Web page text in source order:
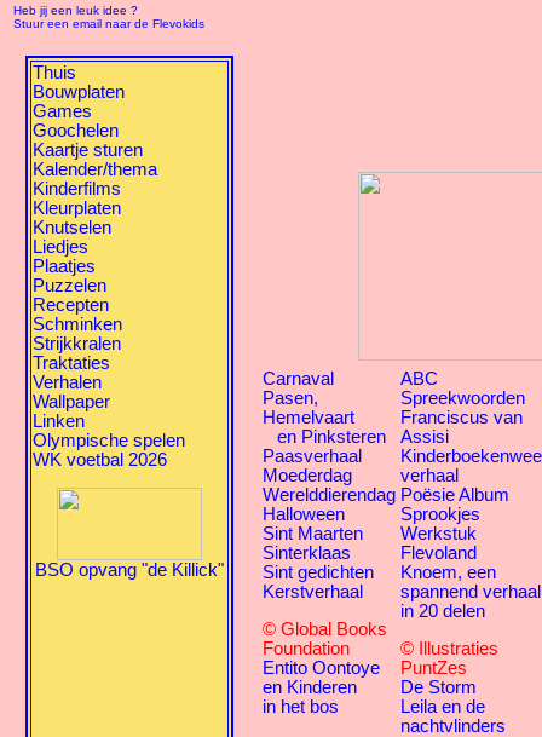
Heb jij een leuk idee ?
Stuur een email naar de Flevokids
Thuis
Bouwplaten
Games
Goochelen
Kaartje sturen
Kalender/thema
Kinderfilms
Kleurplaten
Knutselen
Liedjes
Plaatjes
Puzzelen
Recepten
Schminken
Strijkkralen
Traktaties
Verhalen
Wallpaper
Linken
Olympische spelen
WK voetbal 2026
BSO opvang "de Killick"
Carnaval
Pasen,
Hemelvaart
en Pinksteren
Paasverhaal
Moederdag
Werelddierendag
Halloween
Sint Maarten
Sinterklaas
Sint gedichten
Kerstverhaal
© Global Books
Foundation
Entito Oontoye
en Kinderen
in het bos
ABC
Spreekwoorden
Franciscus van
Assisi
verhaal
Poësie Album
Sprookjes
Werkstuk
Flevoland
Knoem, een
spannend verhaal
in 20 delen
© Illustraties
PuntZes
De Storm
Leila en de
nachtvlinders